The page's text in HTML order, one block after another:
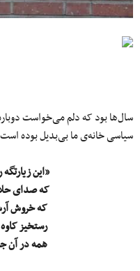
سال‌ها بود که دلم می‌خواست
سیاسی خانه‌ی ما بی‌بدیل بوده
«این
که صدای
که خروش
رستخیز کاوه
همه در آن